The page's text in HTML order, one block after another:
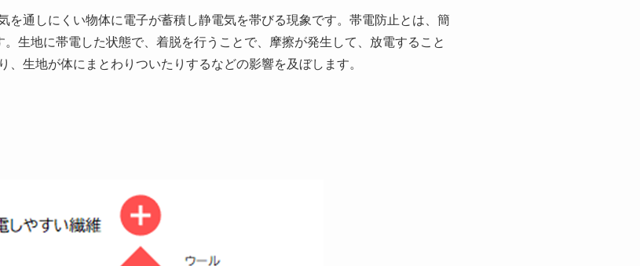
を通しにくい物体に電子が蓄積し静電気を帯びる現象です。帯電防止とは、簡
。生地に帯電した状態で、着脱を行うことで、摩擦が発生して、放電すること
、生地が体にまとわりついたりするなどの影響を及ぼします。